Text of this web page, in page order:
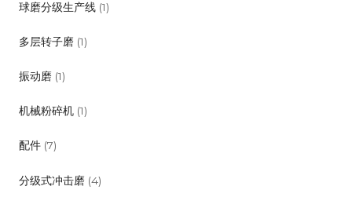
球磨分级生产线 (1)
多层转子磨 (1)
振动磨 (1)
机械粉碎机 (1)
配件 (7)
分级式冲击磨 (4)